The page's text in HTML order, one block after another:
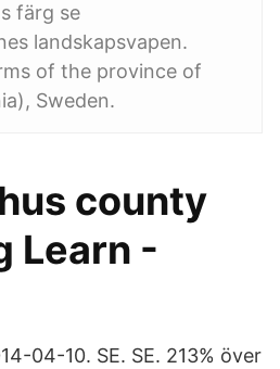
färg se
landskapsvapen.
of the province of
Sweden.
county
Learn -
04-10. SE. SE. 213% över